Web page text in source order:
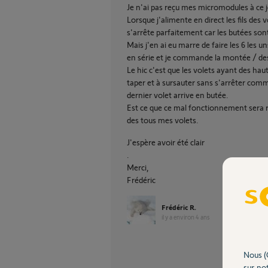
Je n'ai pas reçu mes micromodules à
Lorsque j'alimente en direct les fils des
s'arrête parfaitement car les butées
Mais j'en ai eu marre de faire les 6 les
en série et je commande la montée /
Le hic c'est que les volets ayant des
taper et à sursauter sans s'arrêter
dernier volet arrive en butée.
Est ce que ce mal fonctionnement
des tous mes volets.
J'espère avoir été clair
Merci,
Frédéric
Frédéric R.
il y a environ 4 ans
Nous